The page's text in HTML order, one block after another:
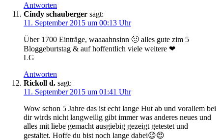
Antworten
Cindy schauberger sagt:
11. September 2015 um 00:13 Uhr
Über 1700 Einträge, waaaahnsinn 🙂 alles gute zim 5
Bloggeburtstag & auf hoffentlich viele weitere ❤
LG
Antworten
Rickoll d. sagt:
11. September 2015 um 01:41 Uhr
Wow schon 5 Jahre das ist echt lange Hut ab und vorallem bei
dir wirds nicht langweilig gibt immer was anderes neues und
alles mit liebe gemacht ausgiebig gezeigt getestet und
gestaltet. Hoffe du bist noch lange dabei😉😍